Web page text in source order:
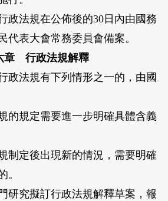
法規在公佈後的30日內由國務
代表大會常務委員會備案。
章 行政法規解釋
法規有下列情形之一的，由國
規定需要進一步明確具體含義
定後出現新的情況，需要明確
。
究擬訂行政法規解釋草案，報